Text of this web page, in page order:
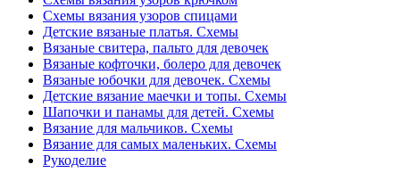
Схемы вязания узоров спицами
Детские вязаные платья. Схемы
Вязаные свитера, пальто для девочек
Вязаные кофточки, болеро для девочек
Вязаные юбочки для девочек. Схемы
Детские вязание маечки и топы. Схемы
Шапочки и панамы для детей. Схемы
Вязание для мальчиков. Схемы
Вязание для самых маленьких. Схемы
Рукоделие